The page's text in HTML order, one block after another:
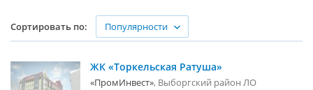
Сортировать по: Популярности
ЖК «Торкельская Ратуша»
«ПромИнвест» Выборгский район ЛО